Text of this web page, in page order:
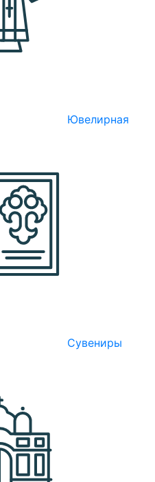
Ювелирная
Сувениры